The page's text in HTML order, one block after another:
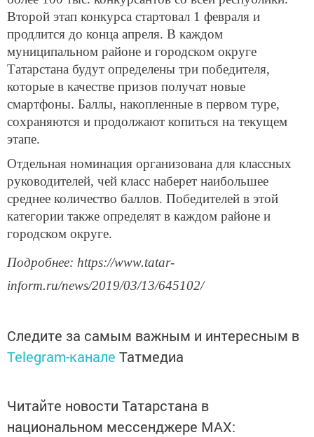
Второй этап конкурса стартовал 1 февраля и
продлится до конца апреля. В каждом
муниципальном районе и городском округе
Татарстана будут определены три победителя,
которые в качестве призов получат новые
смартфоны. Баллы, накопленные в первом туре,
сохраняются и продолжают копиться на текущем
этапе.
Отдельная номинация организована для классных
руководителей, чей класс наберет наибольшее
среднее количество баллов. Победителей в этой
категории также определят в каждом районе и
городском округе.
Подробнее: https://www.tatar-
inform.ru/news/2019/03/13/645102/
Следите за самым важным и интересным в
Telegram-канале Татмедиа
Читайте новости Татарстана в
национальном мессенджере MАХ: